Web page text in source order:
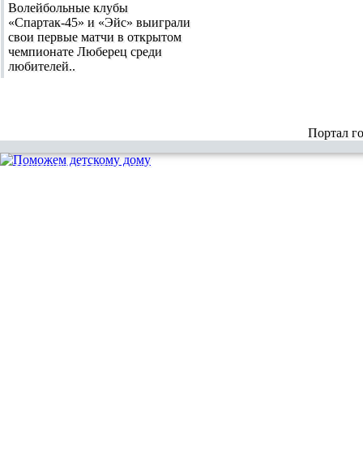
Волейбольные клубы
«Спартак-45» и «Эйс» выиграли
свои первые матчи в открытом
чемпионате Люберец среди
любителей..
Портал